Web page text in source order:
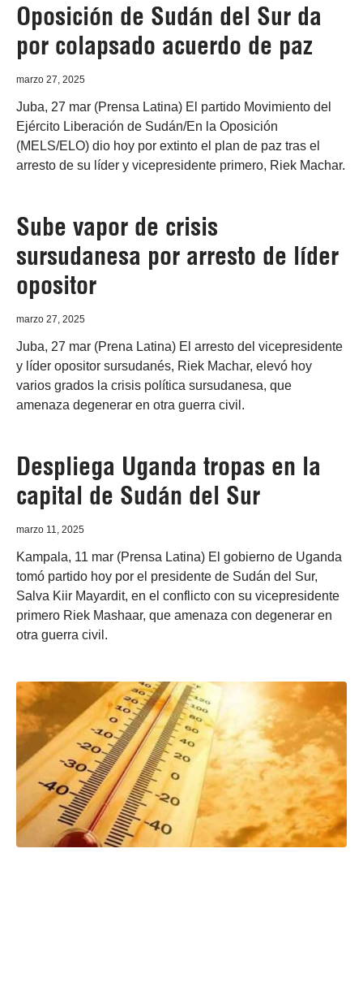
Oposición de Sudán del Sur da
por colapsado acuerdo de paz
marzo 27, 2025
Juba, 27 mar (Prensa Latina) El partido Movimiento del
Ejército Liberación de Sudán/En la Oposición
(MELS/ELO) dio hoy por extinto el plan de paz tras el
arresto de su líder y vicepresidente primero, Riek Machar.
Sube vapor de crisis
sursudanesa por arresto de líder
opositor
marzo 27, 2025
Juba, 27 mar (Prena Latina) El arresto del vicepresidente
y líder opositor sursudanés, Riek Machar, elevó hoy
varios grados la crisis política sursudanesa, que
amenaza degenerar en otra guerra civil.
Despliega Uganda tropas en la
capital de Sudán del Sur
marzo 11, 2025
Kampala, 11 mar (Prensa Latina) El gobierno de Uganda
tomó partido hoy por el presidente de Sudán del Sur,
Salva Kiir Mayardit, en el conflicto con su vicepresidente
primero Riek Mashaar, que amenaza con degenerar en
otra guerra civil.